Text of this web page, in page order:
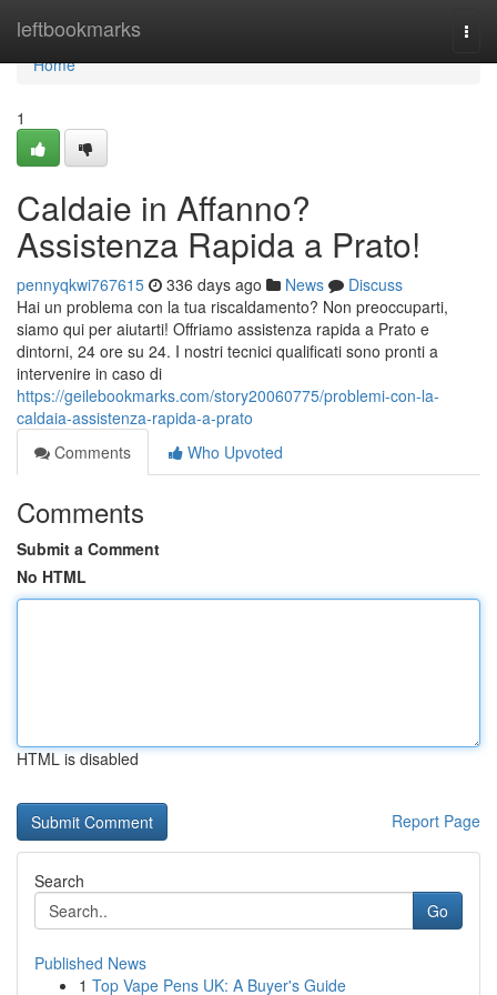
leftbookmarks
Home
Home
1
Caldaie in Affanno?
Assistenza Rapida a Prato!
pennyqkwi767615 336 days ago News
Discuss
Hai un problema con la tua riscaldamento? Non preoccuparti,
siamo qui per aiutarti! Offriamo assistenza rapida a Prato e
dintorni, 24 ore su 24. I nostri tecnici qualificati sono pronti a
intervenire in caso di
https://geilebookmarks.com/story20060775/problemi-con-la-
caldaia-assistenza-rapida-a-prato
Comments
Who Upvoted
Comments
Submit a Comment
No HTML
HTML is disabled
Report Page
Search
Go
Published News
1 Top Vape Pens UK: A Buyer's Guide